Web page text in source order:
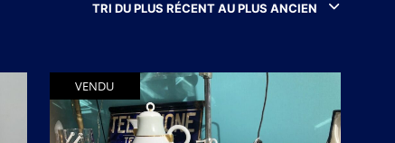
R
N
I
E
R
TRI DU PLUS RÉCENT AU PLUS ANCIEN
VENDU